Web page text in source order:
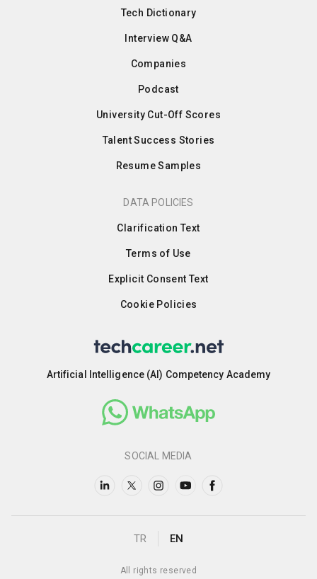
Tech Dictionary
Interview Q&A
Companies
Podcast
University Cut-Off Scores
Talent Success Stories
Resume Samples
DATA POLICIES
Clarification Text
Terms of Use
Explicit Consent Text
Cookie Policies
Artificial Intelligence (AI) Competency Academy
SOCIAL MEDIA
TR EN
All rights reserved